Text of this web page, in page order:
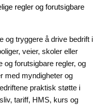
regler og forutsigbare
og tryggere å drive bedrift i
veier, skoler eller
forutsigbare regler, og
med myndigheter og
praktisk støtte i
tariff, HMS, kurs og